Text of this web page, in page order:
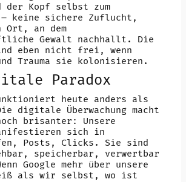
der Kopf selbst zum
– keine sichere Zuflucht,
Ort, an dem
Gewalt nachhallt. Die
eben nicht frei, wenn
Trauma sie kolonisieren.
Paradox
heute anders als
digitale Überwachung macht
brisanter: Unsere
sich in
Posts, Clicks. Sie sind
speicherbar, verwertbar
Google mehr über unsere
als wir selbst, wo ist